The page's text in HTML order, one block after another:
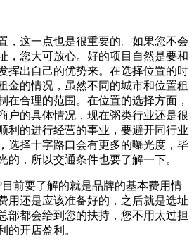
这一点也是很重要的。如果您不会
，您大可放心。好的项目自然是要和
挥出自己的优势来。在选择位置的时
金的情况，虽然不同的城市和位置租
在合理的范围。在位置的选择方面，
户的具体情况，现在粥类行业还是很
利的进行经营的事业，要避开同行业
选择十字路口会有更多的曝光度，毕
的，所以交通条件也要了解一下。
要了解的就是品牌的基本费用情
用还是应该准备好的，之后就是选址
部都会给到您的扶持，您不用太过担
的开店盈利。